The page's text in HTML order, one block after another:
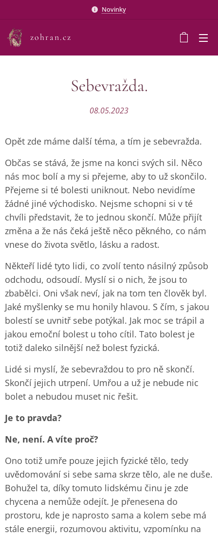
Novinky
zohran.cz
Sebevražda.
08.05.2023
Opět zde máme další téma, a tím je sebevražda.
Občas se stává, že jsme na konci svých sil. Něco
nás moc bolí a my si přejeme, aby to už skončilo.
Přejeme si té bolesti uniknout. Nebo nevidíme
žádné jiné východisko. Nejsme schopni si v té
chvíli představit, že to jednou skončí. Může přijít
změna a že nás čeká ještě něco pěkného, co nám
vnese do života světlo, lásku a radost.
Někteří lidé tyto lidi, co zvolí tento násilný způsob
odchodu, odsoudí. Myslí si o nich, že jsou to
zbabělci. Oni však neví, jak na tom ten člověk byl.
Jaké myšlenky se mu honily hlavou. S čím, s jakou
bolestí se uvnitř sebe potýkal. Jak moc se trápil a
jakou emoční bolest u toho cítil. Tato bolest je
totiž daleko silnější než bolest fyzická.
Lidé si myslí, že sebevraždou to pro ně skončí.
Skončí jejich utrpení. Umřou a už je nebude nic
bolet a nebudou muset nic řešit.
Je to pravda?
Ne, není. A víte proč?
Ono totiž umře pouze jejich fyzické tělo, tedy
uvědomování si sebe sama skrze tělo, ale ne duše.
Bohužel ta, díky tomuto lidskému činu je zde
chycena a nemůže odejít. Je přenesena do
prostoru, kde je naprosto sama a kolem sebe má
stále energii, rozumovou aktivitu, vzpomínku na